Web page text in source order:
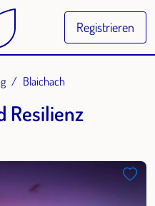
Registrieren
Blaichach
Resilienz